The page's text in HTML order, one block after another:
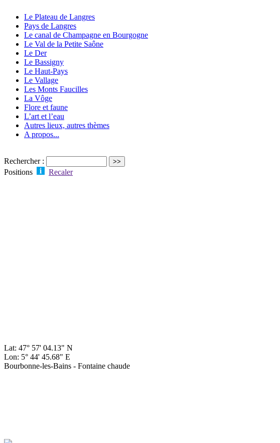
Le Plateau de Langres
Pays de Langres
Le canal de Champagne en Bourgogne
Le Val de la Petite Saône
Le Der
Le Bassigny
Le Haut-Pays
Le Vallage
Les Monts Faucilles
La Vôge
Flore et faune
L’art et l’eau
Autres lieux, autres thèmes
A propos...
Rechercher :
Positions
Recaler
Lat: 47° 57' 04.13" N
Lon: 5° 44' 45.68" E
Bourbonne-les-Bains - Fontaine chaude